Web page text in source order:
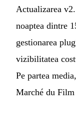
Actualizarea
noaptea dintre
gestionarea
vizibilitatea
Pe partea
Marché du Film